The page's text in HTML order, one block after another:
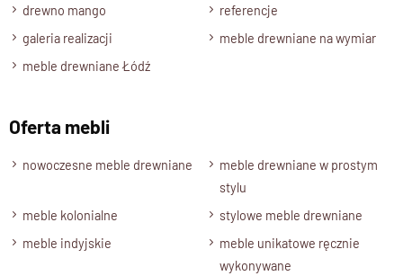
drewno mango
referencje
galeria realizacji
meble drewniane na wymiar
meble drewniane Łódź
Oferta mebli
nowoczesne meble drewniane
meble drewniane w prostym
stylu
meble kolonialne
stylowe meble drewniane
meble indyjskie
meble unikatowe ręcznie
wykonywane